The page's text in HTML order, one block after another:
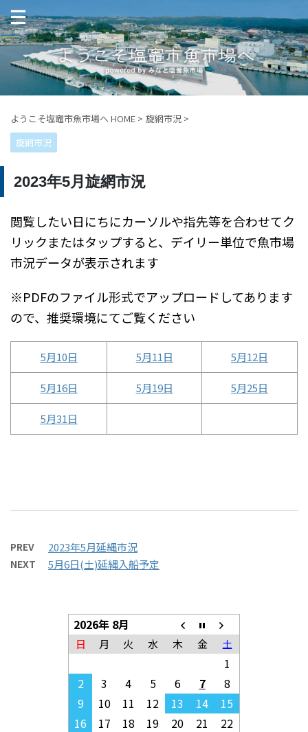
ようこそ塩竈市魚市場へ HOME > 旋網市況 >
旋網市況
2023年5月旋網市況
閲覧したい日にちにカーソルや指先等を合わせてク
リックまたはタップすると、デイリー単位で魚市場
市況データが表示されます
※PDFのファイル形式でアップロードしてあります
ので、推奨環境にてご覧ください
5月10日 5月11日 5月12日
5月16日 5月19日 5月25日
5月31日
PREV 2023年5月延縄市況
NEXT 5月6日(土)延縄入船予定
2026年 8月
日 月 火 水 木 金 土
1
2
3 4 5 6 7
8
9
10 11 12 13 14
15
16
17 18 19 20 21
22